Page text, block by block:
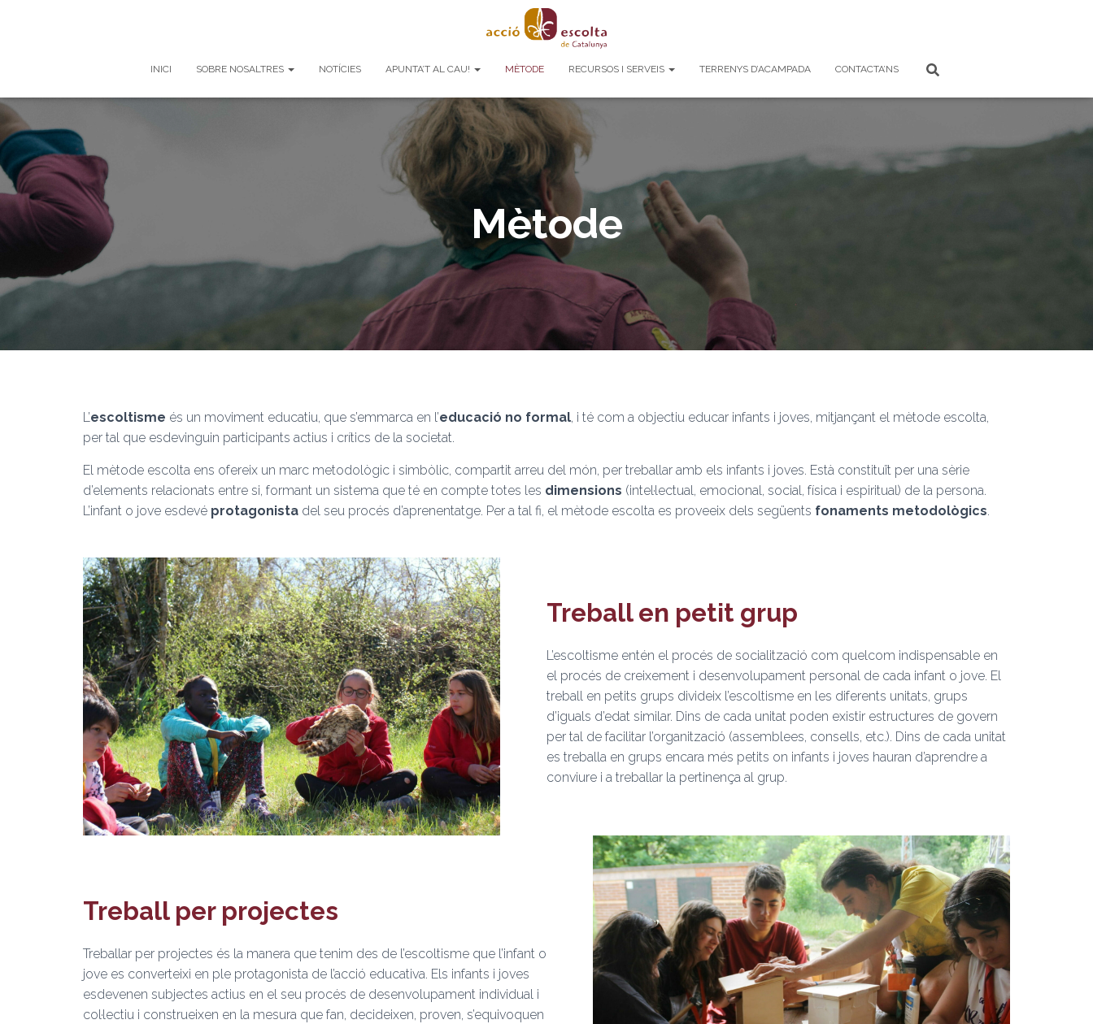
INICI SOBRE NOSALTRES NOTÍCIES APUNTA’T AL CAU! MÈTODE RECURSOS I SERVEIS TERRENYS D’ACAMPADA CONTACTA’NS
Mètode
L’escoltisme és un moviment educatiu, que s’emmarca en l’educació no formal, i té com a objectiu educar infants i joves, mitjançant el mètode escolta,
per tal que esdevinguin participants actius i crítics de la societat.
El mètode escolta ens ofereix un marc metodològic i simbòlic, compartit arreu del món, per treballar amb els infants i joves. Està constituït per una sèrie
d’elements relacionats entre si, formant un sistema que té en compte totes les dimensions (intel·lectual, emocional, social, física i espiritual) de la persona.
L’infant o jove esdevé protagonista del seu procés d’aprenentatge. Per a tal fi, el mètode escolta es proveeix dels següents fonaments metodològics.
Treball en petit grup
L’escoltisme entén el procés de socialització com quelcom indispensable en
el procés de creixement i desenvolupament personal de cada infant o jove. El
treball en petits grups divideix l’escoltisme en les diferents unitats, grups
d’iguals d’edat similar. Dins de cada unitat poden existir estructures de govern
per tal de facilitar l’organització (assemblees, consells, etc.). Dins de cada unitat
es treballa en grups encara més petits on infants i joves hauran d’aprendre a
conviure i a treballar la pertinença al grup.
Treball per projectes
Treballar per projectes és la manera que tenim des de l’escoltisme que l’infant o
jove es converteixi en ple protagonista de l’acció educativa. Els infants i joves
esdevenen subjectes actius en el seu procés de desenvolupament individual i
col·lectiu i construeixen en la mesura que fan, decideixen, proven, s’equivoquen